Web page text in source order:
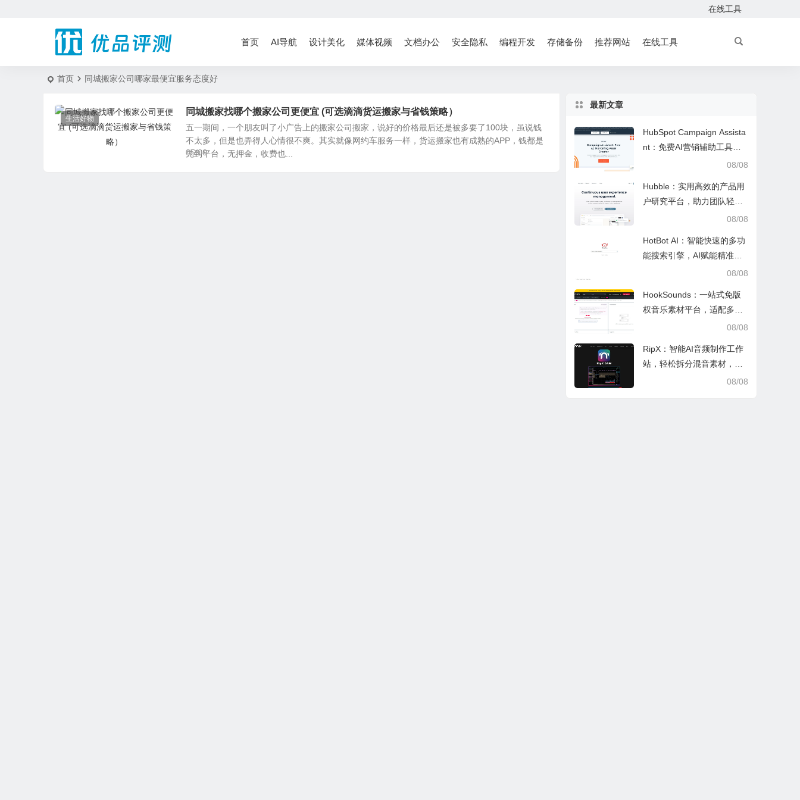
在线工具
首页 AI导航 设计美化 媒体视频 文档办公 安全隐私 编程开发 存储备份 推荐网站 在线工具
首页 同城搬家公司哪家最便宜服务态度好
生活好物
同城搬家找哪个搬家公司更便宜 (可选滴滴货运搬家与省钱策略）
五一期间，一个朋友叫了小广告上的搬家公司搬家，说好的价格最后还是被多要了100块，虽说钱
不太多，但是也弄得人心情很不爽。其实就像网约车服务一样，货运搬家也有成熟的APP，钱都是
先到平台，无押金，收费也...
05/06
最新文章
HubSpot Campaign Assista
nt：免费AI营销辅助工具，
快速写文案提效优化营销工
08/08
Hubble：实用高效的产品用
户研究平台，助力团队轻松
08/08
HotBot AI：智能快速的多功
能搜索引擎，AI赋能精准检
08/08
HookSounds：一站式免版
权音乐素材平台，适配多场
08/08
RipX：智能AI音频制作工作
站，轻松拆分混音素材，助
08/08